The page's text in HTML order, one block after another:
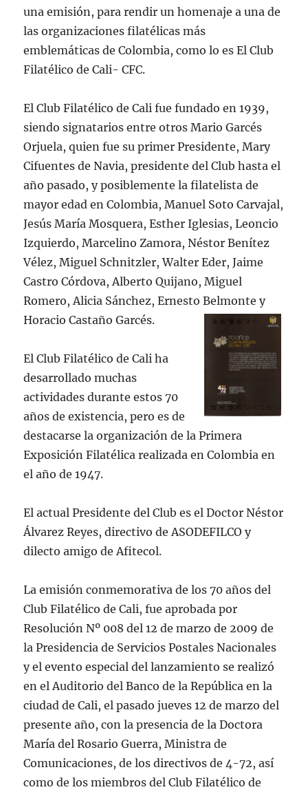
una emisión, para rendir un homenaje a una de
las organizaciones filatélicas más
emblemáticas de Colombia, como lo es El Club
Filatélico de Cali- CFC.
El Club Filatélico de Cali fue fundado en 1939,
siendo signatarios entre otros Mario Garcés
Orjuela, quien fue su primer Presidente, Mary
Cifuentes de Navia, presidente del Club hasta el
año pasado, y posiblemente la filatelista de
mayor edad en Colombia, Manuel Soto Carvajal,
Jesús María Mosquera, Esther Iglesias, Leoncio
Izquierdo, Marcelino Zamora, Néstor Benítez
Vélez, Miguel Schnitzler, Walter Eder, Jaime
Castro Córdova, Alberto Quijano, Miguel
Romero, Alicia Sánchez, Ernesto Belmonte y
Horacio Castaño Garcés.
El Club Filatélico de Cali ha
desarrollado muchas
actividades durante estos 70
años de existencia, pero es de
destacarse la organización de la Primera
Exposición Filatélica realizada en Colombia en
el año de 1947.
El actual Presidente del Club es el Doctor Néstor
Álvarez Reyes, directivo de ASODEFILCO y
dilecto amigo de Afitecol.
La emisión conmemorativa de los 70 años del
Club Filatélico de Cali, fue aprobada por
Resolución Nº 008 del 12 de marzo de 2009 de
la Presidencia de Servicios Postales Nacionales
y el evento especial del lanzamiento se realizó
en el Auditorio del Banco de la República en la
ciudad de Cali, el pasado jueves 12 de marzo del
presente año, con la presencia de la Doctora
María del Rosario Guerra, Ministra de
Comunicaciones, de los directivos de 4-72, así
como de los miembros del Club Filatélico de